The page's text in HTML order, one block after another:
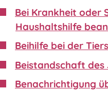
Bei Krankheit oder
Haushaltshilfe
Beihilfe bei der
Beistandschaft
Benachrichtigung